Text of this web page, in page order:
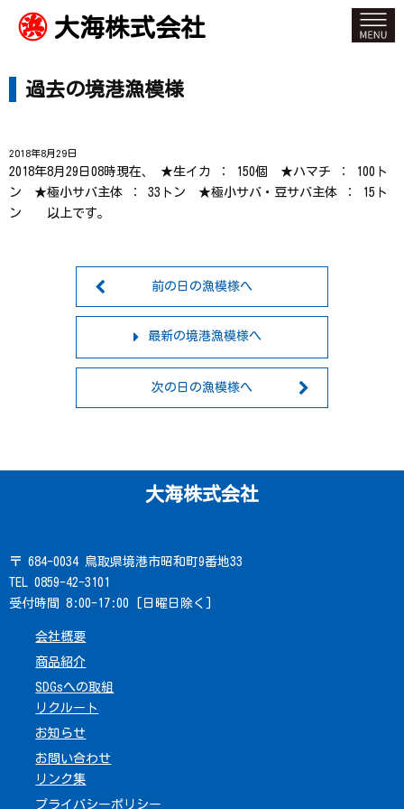
大海株式会社
過去の境港漁模様
2018年8月29日
2018年8月29日08時現在、 ★生イカ ： 150個 ★ハマチ ： 100ト
ン ★極小サバ主体 ： 33トン ★極小サバ・豆サバ主体 ： 15ト
ン 以上です。
前の日の漁模様へ
最新の境港漁模様へ
次の日の漁模様へ
大海株式会社
〒 684-0034 鳥取県境港市昭和町9番地33
TEL 0859-42-3101
受付時間 8:00-17:00 [日曜日除く]
会社概要
商品紹介
SDGsへの取組
リクルート
お知らせ
お問い合わせ
リンク集
プライバシーポリシー